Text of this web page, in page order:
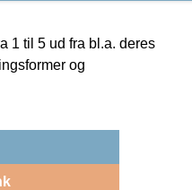
1 til 5 ud fra bl.a. deres
og